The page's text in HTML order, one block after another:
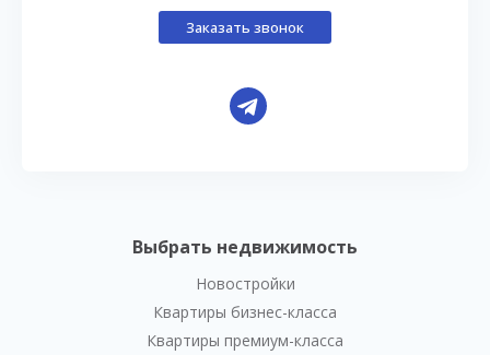
Выбрать недвижимость
Новостройки
Квартиры бизнес-класса
Квартиры премиум-класса
Заказать звонок